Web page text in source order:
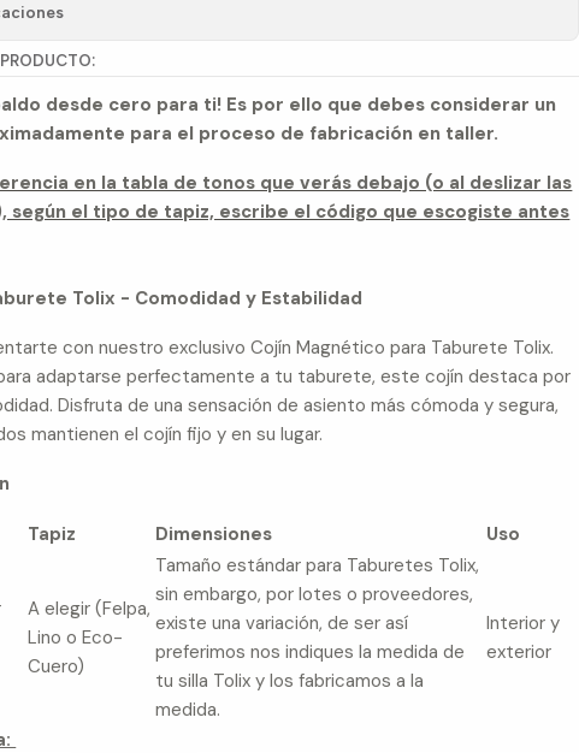
desde cero para ti! Es por ello que debes considerar un
para el proceso de fabricación en taller.
en la tabla de tonos que verás debajo (o al deslizar las
según el tipo de tapiz, escribe el código que escogiste antes
Tolix - Comodidad y Estabilidad
con nuestro exclusivo Cojín Magnético para Taburete Tolix.
adaptarse perfectamente a tu taburete, este cojín destaca por
Disfruta de una sensación de asiento más cómoda y segura,
mantienen el cojín fijo y en su lugar.
Tapiz Dimensiones Uso
A elegir (Felpa,
Lino o Eco-
Cuero)
Tamaño estándar para Taburetes Tolix,
sin embargo, por lotes o proveedores,
existe una variación, de ser así
preferimos nos indiques la medida de
tu silla Tolix y los fabricamos a la
medida.
Interior y
exterior